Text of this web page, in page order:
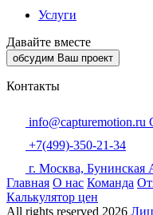
Услуги
Давайте вместе
обсудим Ваш проект
Контакты
info@capturemotion.ru
+7(499)-350-21-34
г. Москва, Бунинская
Главная О нас Команда
Калькулятор цен
All rights reserved 2026